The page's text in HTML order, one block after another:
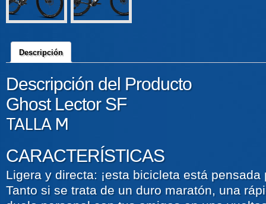
Descripción
Descripción del Producto
Ghost Lector SF
TALLA M
CARACTERÍSTICAS
Ligera y directa: ¡esta bicicleta está
Tanto si se trata de un duro maratón, una